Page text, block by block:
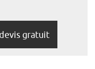
gratuit